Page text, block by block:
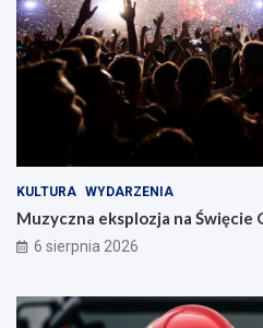
KULTURA WYDARZENIA
Muzyczna eksplozja na Święcie
6 sierpnia 2026